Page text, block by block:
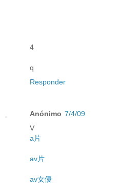
4
q
Responder
Anónimo 7/4/09
V
a片
av片
av女優